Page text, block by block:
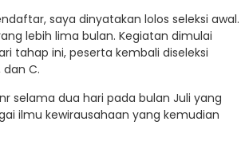
saya dinyatakan lolos seleksi awal.
lebih lima bulan. Kegiatan dimulai
tahap ini, peserta kembali diseleksi
C.
selama dua hari pada bulan Juli yang
ilmu kewirausahaan yang kemudian